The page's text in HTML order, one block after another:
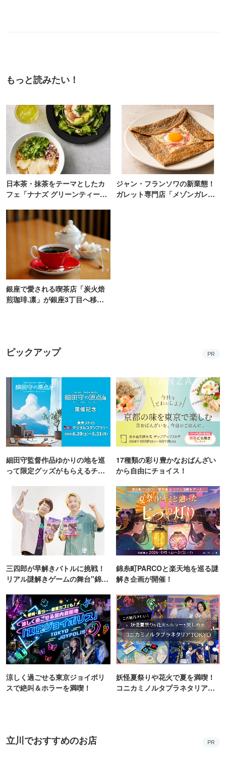
もっと読みたい！
日本茶・抹茶をテーマとしたカ
フェ「ナナズ グリーンティー」
ジャン・フランソワの新業態！
ガレット専門店「メゾンガレッ
銀座で愛される喫茶店「炭火焙
煎珈琲.凛」が銀座3丁目へ移転
ピックアップ PR
細田守監督作品ゆかりの地を巡
って限定グッズがもらえるチャ
17種類の彩り豊かなおばんざい
から自由にチョイス！
三四郎が早解きバトルに挑戦！
リアル謎解きゲームの舞台"錦糸
錦糸町PARCOと楽天地を巡る謎
解き企画が開催！
涼しく過ごせる東京ジョイポリ
スで絶叫＆ホラーを満喫！
妖怪夏祭りや花火で夏を満喫！
コニカミノルタプラネタリア
立川でおすすめのお店 PR